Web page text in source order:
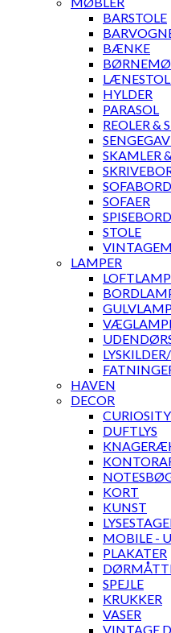
BARSTOLE
BÆNKE
HYLDER
PARASOL
REOLER &
SKAMLER
SOFAER
STOLE
LAMPER
HAVEN
DECOR
DUFTLYS
KORT
KUNST
MOBILE -
PLAKATER
SPEJLE
KRUKKER
VASER
VINTAGE